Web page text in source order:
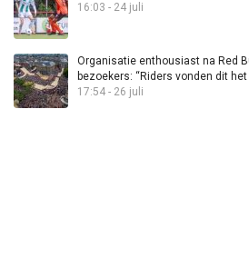
16:03 - 24 juli
Organisatie enthousiast na Red
bezoekers: “Riders vonden dit
17:54 - 26 juli